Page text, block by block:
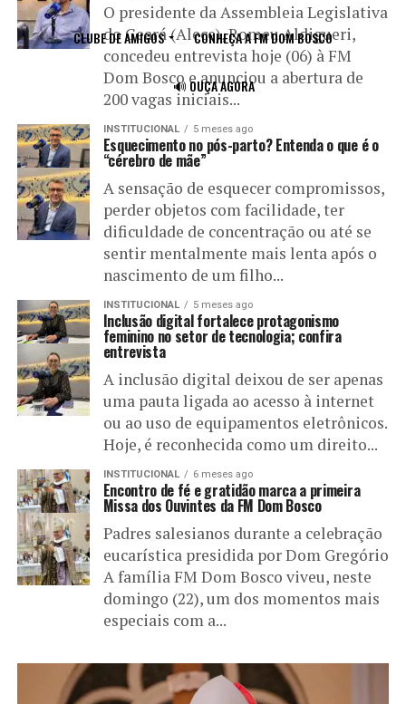
CLUBE DE AMIGOS CONHEÇA A FM DOM BOSCO
🔊 OUÇA AGORA
O presidente da Assembleia Legislativa
do Ceará (Alece), Romeu Aldigueri,
concedeu entrevista hoje (06) à FM
Dom Bosco e anunciou a abertura de
200 vagas iniciais...
INSTITUCIONAL 5 meses ago
Esquecimento no pós-parto? Entenda o que é o
“cérebro de mãe”
A sensação de esquecer compromissos,
perder objetos com facilidade, ter
dificuldade de concentração ou até se
sentir mentalmente mais lenta após o
nascimento de um filho...
INSTITUCIONAL 5 meses ago
Inclusão digital fortalece protagonismo
feminino no setor de tecnologia; confira
entrevista
A inclusão digital deixou de ser apenas
uma pauta ligada ao acesso à internet
ou ao uso de equipamentos eletrônicos.
Hoje, é reconhecida como um direito...
INSTITUCIONAL 6 meses ago
Encontro de fé e gratidão marca a primeira
Missa dos Ouvintes da FM Dom Bosco
Padres salesianos durante a celebração
eucarística presidida por Dom Gregório
A família FM Dom Bosco viveu, neste
domingo (22), um dos momentos mais
especiais com a...